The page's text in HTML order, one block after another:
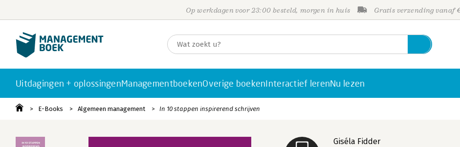
Op werkdagen voor 23:00 besteld, morgen in huis Gratis verzending vanaf
Uitdagingen + oplossingenManagementboekenOverige boekenInteractief lerenNu lezen
E-Books Algemeen management In 10 stappen inspirerend schrijven
Giséla Fidder